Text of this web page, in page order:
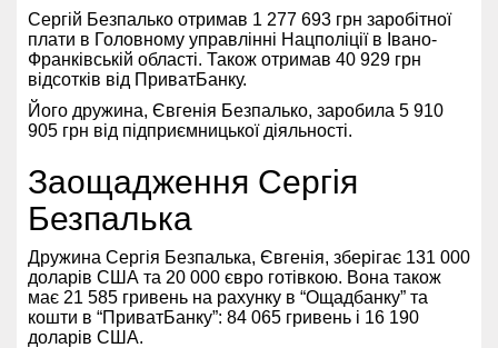
Сергій Безпалько отримав 1 277 693 грн заробітної
плати в Головному управлінні Нацполіції в Івано-
Франківській області. Також отримав 40 929 грн
відсотків від ПриватБанку.
Його дружина, Євгенія Безпалько, заробила 5 910
905 грн від підприємницької діяльності.
Заощадження Сергія
Безпалька
Дружина Сергія Безпалька, Євгенія, зберігає 131 000
доларів США та 20 000 євро готівкою. Вона також
має 21 585 гривень на рахунку в “Ощадбанку” та
кошти в “ПриватБанку”: 84 065 гривень і 16 190
доларів США.